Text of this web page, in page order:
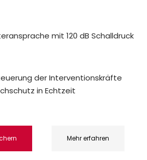
mit 120 dB Schalldruck
der Interventionskräfte
in Echtzeit
Mehr erfahren